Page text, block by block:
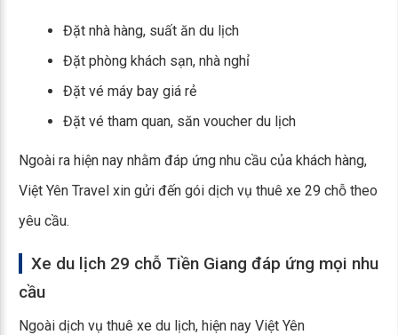
Đặt nhà hàng, suất ăn du lịch
Đặt phòng khách sạn, nhà nghỉ
Đặt vé máy bay giá rẻ
Đặt vé tham quan, săn voucher du lịch
Ngoài ra hiện nay nhằm đáp ứng nhu cầu của khách hàng,
Việt Yên Travel xin gửi đến gói dịch vụ thuê xe 29 chỗ theo
yêu cầu.
Xe du lịch 29 chỗ Tiền Giang đáp ứng mọi nhu
cầu
Ngoài dịch vụ thuê xe du lịch, hiện nay Việt Yên